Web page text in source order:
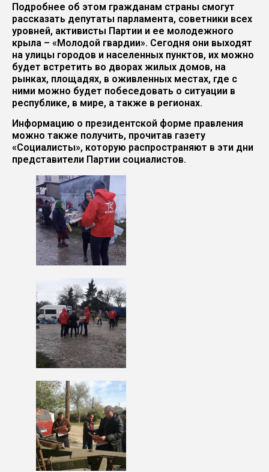
Подробнее об этом гражданам страны смогут
рассказать депутаты парламента, советники всех
уровней, активисты Партии и ее молодежного
крыла – «Молодой гвардии». Сегодня они выходят
на улицы городов и населенных пунктов, их можно
будет встретить во дворах жилых домов, на
рынках, площадях, в оживленных местах, где с
ними можно будет побеседовать о ситуации в
республике, в мире, а также в регионах.
Информацию о президентской форме правления
можно также получить, прочитав газету
«Социалисты», которую распространяют в эти дни
представители Партии социалистов.